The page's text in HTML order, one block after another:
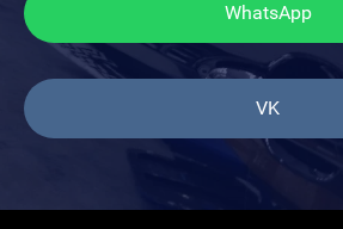
WhatsApp
VK